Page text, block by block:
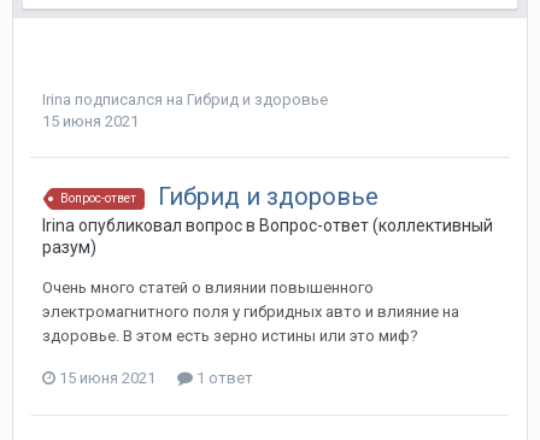
Irina подписался на Гибрид и здоровье
15 июня 2021
Вопрос-ответ Гибрид и здоровье
Irina опубликовал вопрос в Вопрос-ответ (коллективный
разум)
Очень много статей о влиянии повышенного
электромагнитного поля у гибридных авто и влияние на
здоровье. В этом есть зерно истины или это миф?
15 июня 2021 1 ответ